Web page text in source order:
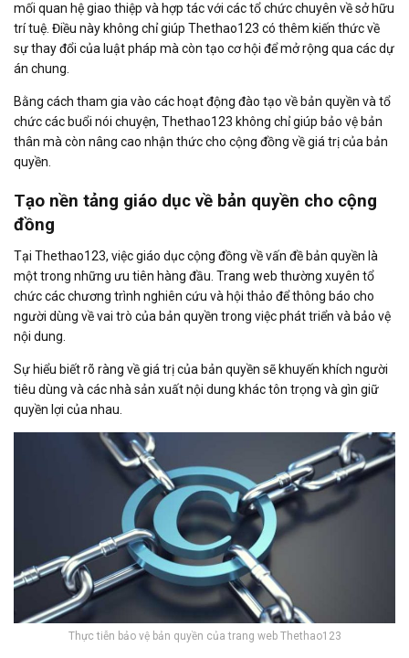
mối quan hệ giao thiệp và hợp tác với các tổ chức chuyên về sở hữu
trí tuệ. Điều này không chỉ giúp Thethao123 có thêm kiến thức về
sự thay đổi của luật pháp mà còn tạo cơ hội để mở rộng qua các dự
án chung.
Bằng cách tham gia vào các hoạt động đào tạo về bản quyền và tổ
chức các buổi nói chuyện, Thethao123 không chỉ giúp bảo vệ bản
thân mà còn nâng cao nhận thức cho cộng đồng về giá trị của bản
quyền.
Tạo nền tảng giáo dục về bản quyền cho cộng
đồng
Tại Thethao123, việc giáo dục cộng đồng về vấn đề bản quyền là
một trong những ưu tiên hàng đầu. Trang web thường xuyên tổ
chức các chương trình nghiên cứu và hội thảo để thông báo cho
người dùng về vai trò của bản quyền trong việc phát triển và bảo vệ
nội dung.
Sự hiểu biết rõ ràng về giá trị của bản quyền sẽ khuyến khích người
tiêu dùng và các nhà sản xuất nội dung khác tôn trọng và gìn giữ
quyền lợi của nhau.
Thực tiễn bảo vệ bản quyền của trang web Thethao123